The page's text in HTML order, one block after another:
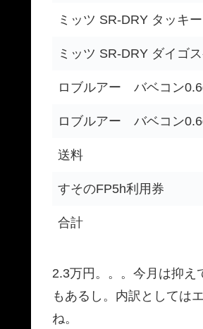
ミッツ SR-DRY タッキ
ミッツ SR-DRY ダイゴ
ロブルアー バベコン
ロブルアー バベコン
送料
すそのFP5h利用券
合計
2.3万円。。。今月は抑え
もあるし。内訳としては
ね。